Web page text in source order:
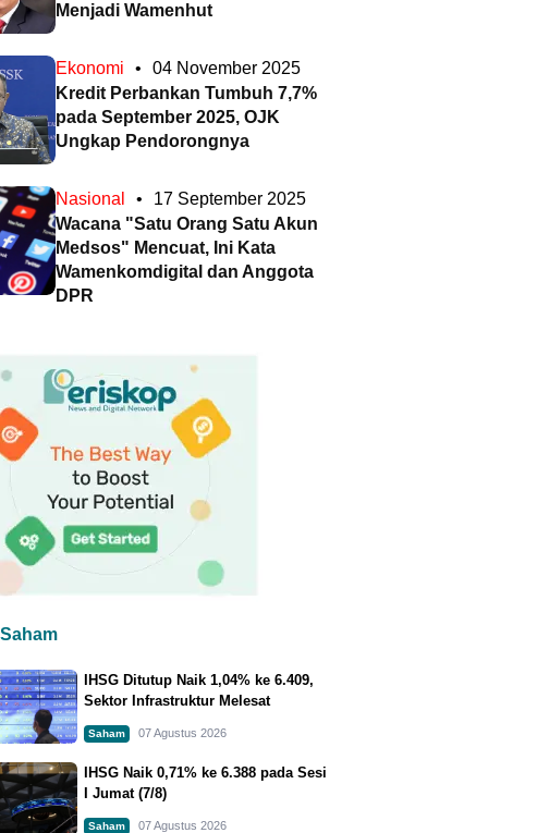
Menjadi Wamenhut
Ekonomi •
04 November 2025
Kredit Perbankan Tumbuh 7,7%
pada September 2025, OJK
Ungkap Pendorongnya
Nasional •
17 September 2025
Wacana "Satu Orang Satu Akun
Medsos" Mencuat, Ini Kata
Wamenkomdigital dan Anggota
DPR
IHSG Ditutup Naik 1,04% ke 6.409,
Sektor Infrastruktur Melesat
Saham 07 Agustus 2026
IHSG Naik 0,71% ke 6.388 pada Sesi
I Jumat (7/8)
Saham 07 Agustus 2026